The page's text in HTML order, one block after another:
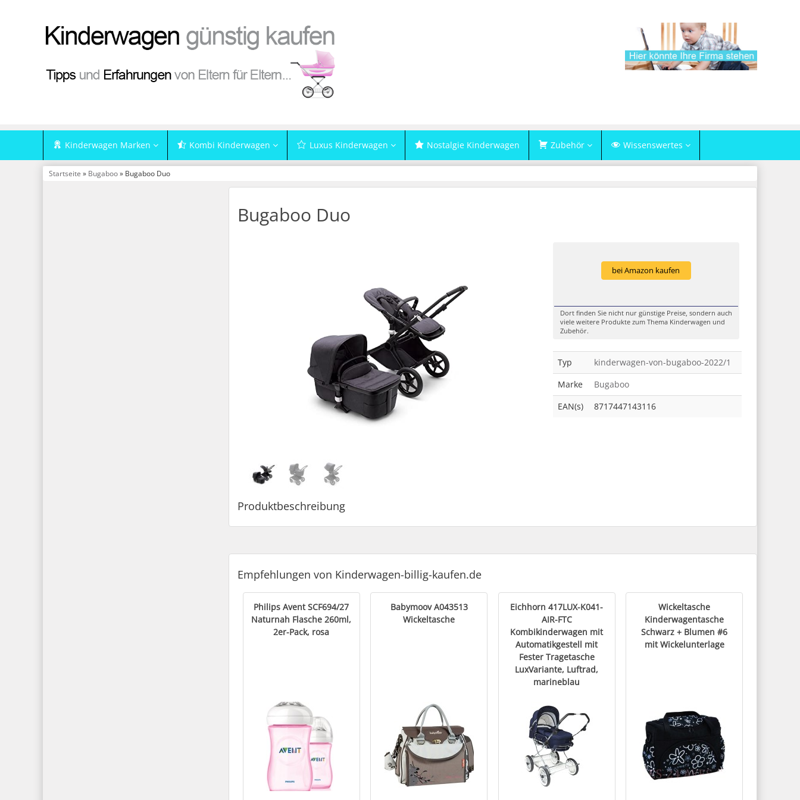
Kinderwagen Marken Kombi Kinderwagen Luxus Kinderwagen Nostalgie Kinderwagen Zubehör Wissenswertes
Startseite » Bugaboo» Bugaboo Duo
Bugaboo Duo
bei Amazon kaufen
Dort finden Sie nicht nur günstige Preise, sondern auch
viele weitere Produkte zum Thema Kinderwagen und
Zubehör.
Typ
kinderwagen-von-bugaboo-2022/1
Marke
Bugaboo
EAN(s)
8717447143116
Produktbeschreibung
Empfehlungen von Kinderwagen-billig-kaufen.de
Philips Avent SCF694/27
Naturnah Flasche 260ml,
2er-Pack, rosa
Babymoov A043513
Wickeltasche
Eichhorn 417LUX-K041-
AIR-FTC
Kombikinderwagen mit
Automatikgestell mit
Fester Tragetasche
LuxVariante, Luftrad,
marineblau
Wickeltasche
Kinderwagentasche
Schwarz + Blumen #6
mit Wickelunterlage